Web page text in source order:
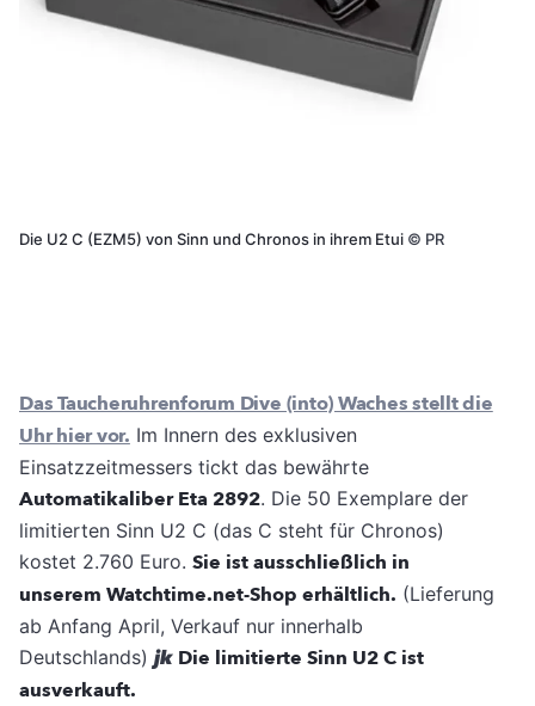
Die U2 C (EZM5) von Sinn und Chronos in ihrem Etui © PR
Das Taucheruhrenforum Dive (into) Waches stellt die
Uhr hier vor. Im Innern des exklusiven
Einsatzzeitmessers tickt das bewährte
Automatikaliber Eta 2892. Die 50 Exemplare der
limitierten Sinn U2 C (das C steht für Chronos)
kostet 2.760 Euro. Sie ist ausschließlich in
unserem Watchtime.net-Shop erhältlich. (Lieferung
ab Anfang April, Verkauf nur innerhalb
Deutschlands) jk Die limitierte Sinn U2 C ist
ausverkauft.